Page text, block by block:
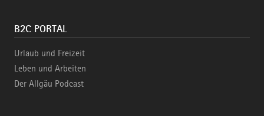
B2C PORTAL
Urlaub und Freizeit
Leben und Arbeiten
Der Allgäu Podcast